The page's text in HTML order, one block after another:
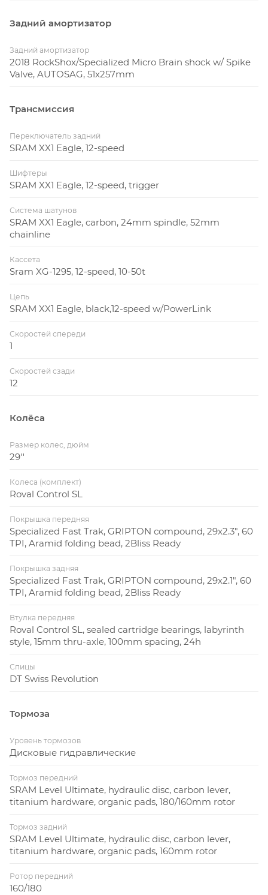
Задний амортизатор
Задний амортизатор
2018 RockShox/Specialized Micro Brain shock w/ Spike
Valve, AUTOSAG, 51x257mm
Трансмиссия
Переключатель задний
SRAM XX1 Eagle, 12-speed
Шифтеры
SRAM XX1 Eagle, 12-speed, trigger
Система шатунов
SRAM XX1 Eagle, carbon, 24mm spindle, 52mm
chainline
Кассета
Sram XG-1295, 12-speed, 10-50t
Цепь
SRAM XX1 Eagle, black,12-speed w/PowerLink
Скоростей спереди
1
Скоростей сзади
12
Колёса
Размер колес, дюйм
29''
Колеса (комплект)
Roval Control SL
Покрышка передняя
Specialized Fast Trak, GRIPTON compound, 29x2.3", 60
TPI, Aramid folding bead, 2Bliss Ready
Покрышка задняя
Specialized Fast Trak, GRIPTON compound, 29x2.1", 60
TPI, Aramid folding bead, 2Bliss Ready
Втулка передняя
Roval Control SL, sealed cartridge bearings, labyrinth
style, 15mm thru-axle, 100mm spacing, 24h
Спицы
DT Swiss Revolution
Тормоза
Уровень тормозов
Дисковые гидравлические
Тормоз передний
SRAM Level Ultimate, hydraulic disc, carbon lever,
titanium hardware, organic pads, 180/160mm rotor
Тормоз задний
SRAM Level Ultimate, hydraulic disc, carbon lever,
titanium hardware, organic pads, 160mm rotor
Ротор передний
160/180